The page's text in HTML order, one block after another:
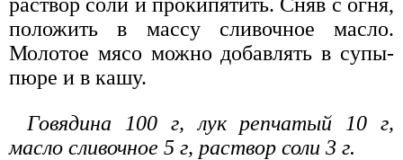
положить в массу сливочное масло.
Молотое мясо можно добавлять в супы-
пюре и в кашу.
Говядина 100 г, лук репчатый 10 г,
масло сливочное 5 г, раствор соли 3 г.